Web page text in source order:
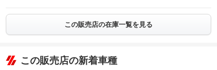
この販売店の在庫一覧を見る
この販売店の新着車種